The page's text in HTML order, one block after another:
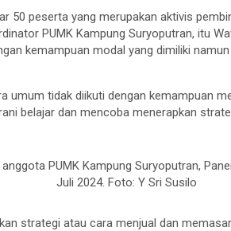
50 peserta yang merupakan aktivis
PUMK Kampung Suryoputran, itu
kemampuan modal yang dimiliki
umum tidak diikuti dengan kemampuan
belajar dan mencoba menerapkan
PUMK Kampung Suryoputran,
Juli 2024. Foto: Y Sri Susilo
strategi atau cara menjual dan